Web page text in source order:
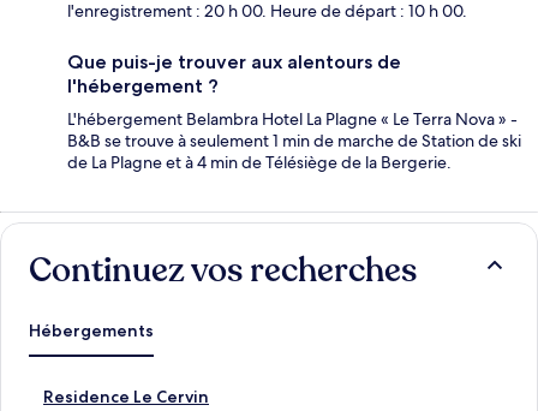
l'enregistrement : 20 h 00. Heure de départ : 10 h 00.
Que puis-je trouver aux alentours de
l'hébergement ?
L'hébergement Belambra Hotel La Plagne « Le Terra Nova » -
B&B se trouve à seulement 1 min de marche de Station de ski
de La Plagne et à 4 min de Télésiège de la Bergerie.
Continuez vos recherches
Hébergements
Residence Le Cervin
L